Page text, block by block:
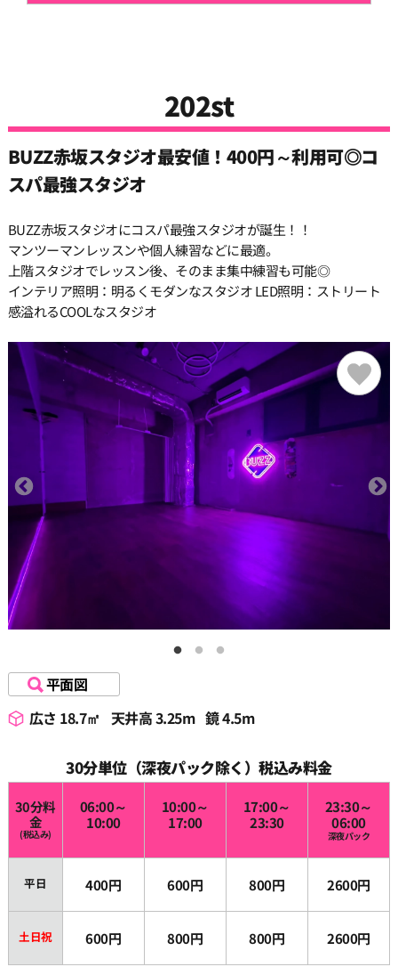
202st
BUZZ赤坂スタジオ最安値！400円～利用可◎コ
スパ最強スタジオ
BUZZ赤坂スタジオにコスパ最強スタジオが誕生！！
マンツーマンレッスンや個人練習などに最適。
上階スタジオでレッスン後、そのまま集中練習も可能◎
インテリア照明：明るくモダンなスタジオ LED照明：ストリート
感溢れるCOOLなスタジオ
平面図
広さ 18.7㎡ 天井高 3.25m 鏡 4.5m
30分単位（深夜パック除く）税込み料金
30分料
金
(税込み)
06:00～
10:00
10:00～
17:00
17:00～
23:30
23:30～
06:00
深夜パック
平日 400円 600円 800円 2600円
土日祝 600円 800円 800円 2600円